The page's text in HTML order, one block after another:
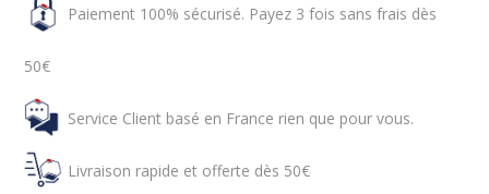
Paiement 100% sécurisé. Payez 3 fois sans frais dès
50€
Service Client basé en France rien que pour vous.
Livraison rapide et offerte dès 50€